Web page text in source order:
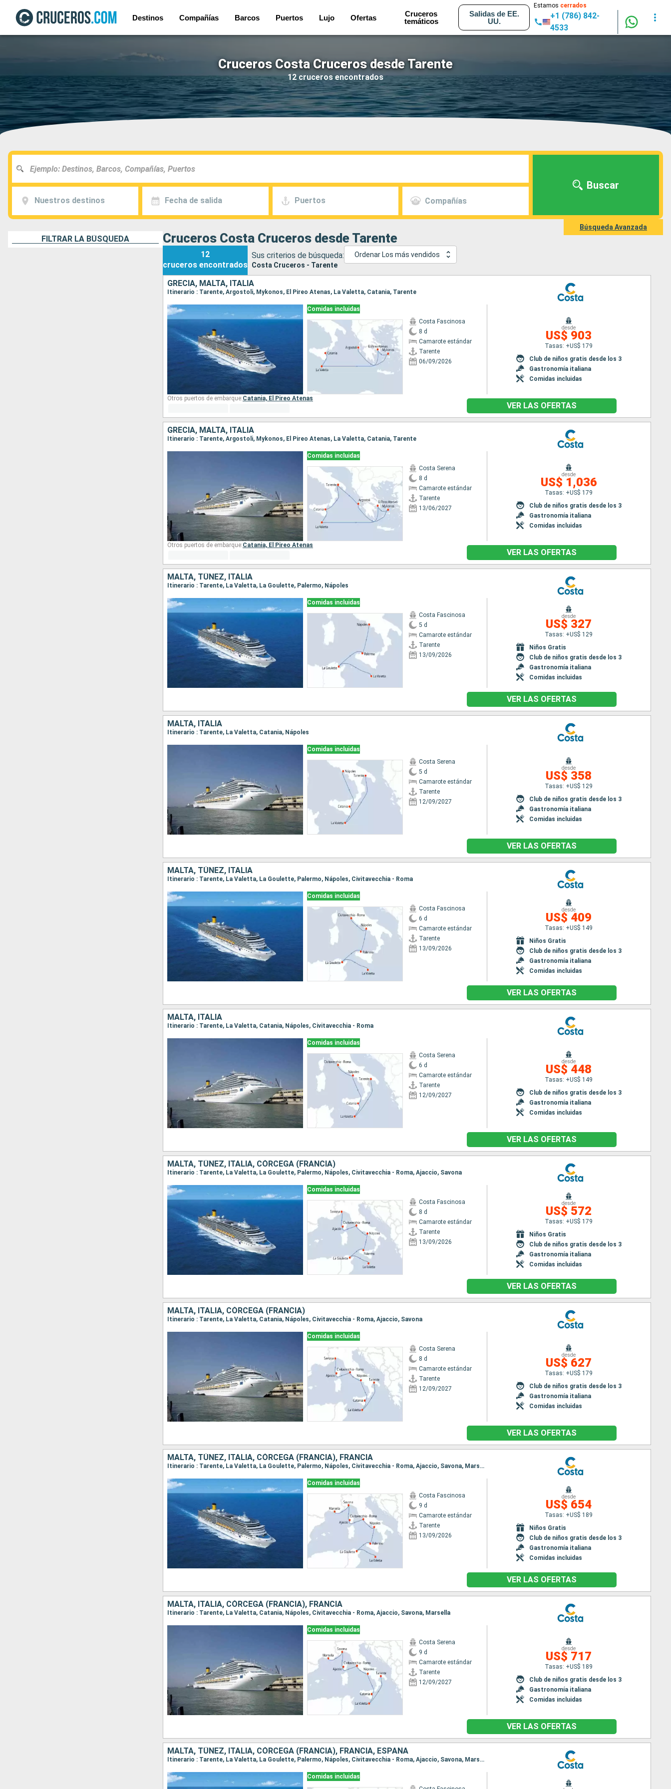
Destinos Compañías Barcos Puertos Lujo Ofertas
Cruceros
temáticos
Salidas de EE.
UU.
Estamos cerrados
+1 (786) 842-
4533
Cruceros Costa Cruceros desde Tarente
12 cruceros encontrados
Nuestros destinos Fecha de salida Puertos Compañías
Buscar
Búsqueda Avanzada
FILTRAR LA BÚSQUEDA Cruceros Costa Cruceros desde Tarente
12
cruceros encontrados
Sus criterios de búsqueda:
Costa Cruceros - Tarente
Ordenar Los más vendidos
GRECIA, MALTA, ITALIA
Itinerario : Tarente, Argostoli, Mykonos, El Pireo Atenas, La Valetta, Catania, Tarente
Comidas incluidas
Costa Fascinosa
8 d
Camarote estándar
Tarente
06/09/2026
desde
US$ 903
Tasas: +US$ 179
Club de niños gratis desde los 3
Gastronomía italiana
Comidas incluidas
Otros puertos de embarque:Catania, El Pireo Atenas
VER LAS OFERTAS
GRECIA, MALTA, ITALIA
Itinerario : Tarente, Argostoli, Mykonos, El Pireo Atenas, La Valetta, Catania, Tarente
Comidas incluidas
Costa Serena
8 d
Camarote estándar
Tarente
13/06/2027
desde
US$ 1,036
Tasas: +US$ 179
Club de niños gratis desde los 3
Gastronomía italiana
Comidas incluidas
Otros puertos de embarque:Catania, El Pireo Atenas
VER LAS OFERTAS
MALTA, TÚNEZ, ITALIA
Itinerario : Tarente, La Valetta, La Goulette, Palermo, Nápoles
Comidas incluidas
Costa Fascinosa
5 d
Camarote estándar
Tarente
13/09/2026
desde
US$ 327
Tasas: +US$ 129
Niños Gratis
Club de niños gratis desde los 3
Gastronomía italiana
Comidas incluidas
VER LAS OFERTAS
MALTA, ITALIA
Itinerario : Tarente, La Valetta, Catania, Nápoles
Comidas incluidas
Costa Serena
5 d
Camarote estándar
Tarente
12/09/2027
desde
US$ 358
Tasas: +US$ 129
Club de niños gratis desde los 3
Gastronomía italiana
Comidas incluidas
VER LAS OFERTAS
MALTA, TÚNEZ, ITALIA
Itinerario : Tarente, La Valetta, La Goulette, Palermo, Nápoles, Civitavecchia - Roma
Comidas incluidas
Costa Fascinosa
6 d
Camarote estándar
Tarente
13/09/2026
desde
US$ 409
Tasas: +US$ 149
Niños Gratis
Club de niños gratis desde los 3
Gastronomía italiana
Comidas incluidas
VER LAS OFERTAS
MALTA, ITALIA
Itinerario : Tarente, La Valetta, Catania, Nápoles, Civitavecchia - Roma
Comidas incluidas
Costa Serena
6 d
Camarote estándar
Tarente
12/09/2027
desde
US$ 448
Tasas: +US$ 149
Club de niños gratis desde los 3
Gastronomía italiana
Comidas incluidas
VER LAS OFERTAS
MALTA, TÚNEZ, ITALIA, CÓRCEGA (FRANCIA)
Itinerario : Tarente, La Valetta, La Goulette, Palermo, Nápoles, Civitavecchia - Roma, Ajaccio, Savona
Comidas incluidas
Costa Fascinosa
8 d
Camarote estándar
Tarente
13/09/2026
desde
US$ 572
Tasas: +US$ 179
Niños Gratis
Club de niños gratis desde los 3
Gastronomía italiana
Comidas incluidas
VER LAS OFERTAS
MALTA, ITALIA, CÓRCEGA (FRANCIA)
Itinerario : Tarente, La Valetta, Catania, Nápoles, Civitavecchia - Roma, Ajaccio, Savona
Comidas incluidas
Costa Serena
8 d
Camarote estándar
Tarente
12/09/2027
desde
US$ 627
Tasas: +US$ 179
Club de niños gratis desde los 3
Gastronomía italiana
Comidas incluidas
VER LAS OFERTAS
MALTA, TÚNEZ, ITALIA, CÓRCEGA (FRANCIA), FRANCIA
Itinerario : Tarente, La Valetta, La Goulette, Palermo, Nápoles, Civitavecchia - Roma, Ajaccio, Savona, Marsella
Comidas incluidas
Costa Fascinosa
9 d
Camarote estándar
Tarente
13/09/2026
desde
US$ 654
Tasas: +US$ 189
Niños Gratis
Club de niños gratis desde los 3
Gastronomía italiana
Comidas incluidas
VER LAS OFERTAS
MALTA, ITALIA, CÓRCEGA (FRANCIA), FRANCIA
Itinerario : Tarente, La Valetta, Catania, Nápoles, Civitavecchia - Roma, Ajaccio, Savona, Marsella
Comidas incluidas
Costa Serena
9 d
Camarote estándar
Tarente
12/09/2027
desde
US$ 717
Tasas: +US$ 189
Club de niños gratis desde los 3
Gastronomía italiana
Comidas incluidas
VER LAS OFERTAS
MALTA, TÚNEZ, ITALIA, CÓRCEGA (FRANCIA), FRANCIA, ESPAÑA
Itinerario : Tarente, La Valetta, La Goulette, Palermo, Nápoles, Civitavecchia - Roma, Ajaccio, Savona, Marsella, Barcelona
Comidas incluidas